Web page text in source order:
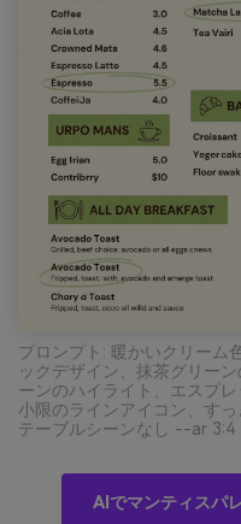
プロンプト: 暖かいクリーム
ックデザイン、抹茶グリー
ーンのハイライト、エスプ
小限のラインアイコン、す
テーブルシーンなし --ar 3:4
AIでマンティスパ